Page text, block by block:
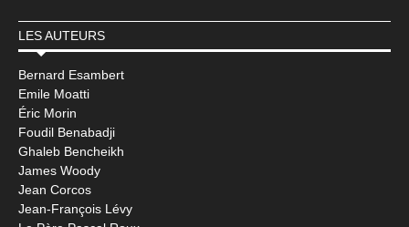
LES AUTEURS
Bernard Esambert
Emile Moatti
Éric Morin
Foudil Benabadji
Ghaleb Bencheikh
James Woody
Jean Corcos
Jean-François Lévy